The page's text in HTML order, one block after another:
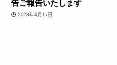
告ご報告いたします
2023年4月17日